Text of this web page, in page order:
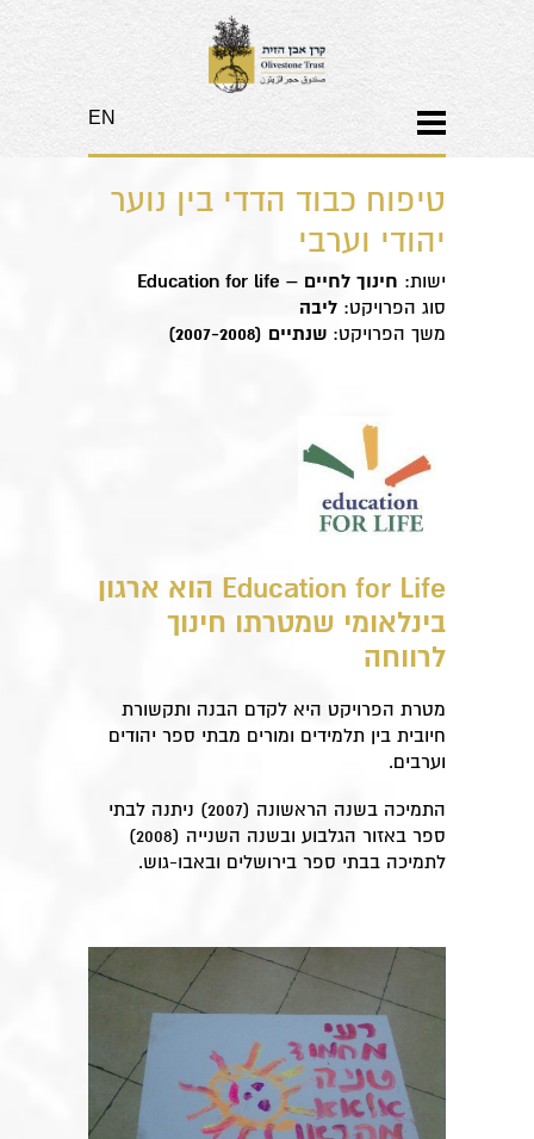
EN
​טיפוח כבוד הדדי בין נוער
יהודי וערבי
ישות: חינוך לחיים – Education for life
סוג הפרויקט: ליבה
משך הפרויקט: שנתיים (2007-2008)
Education for Life הוא ארגון
בינלאומי שמטרתו חינוך
לרווחה
מטרת הפרויקט היא לקדם הבנה ותקשורת
חיובית בין תלמידים ומורים מבתי ספר יהודים
וערבים.
התמיכה בשנה הראשונה (2007) ניתנה לבתי
ספר באזור הגלבוע ובשנה השנייה (2008)
לתמיכה בבתי ספר בירושלים ובאבו-גוש.